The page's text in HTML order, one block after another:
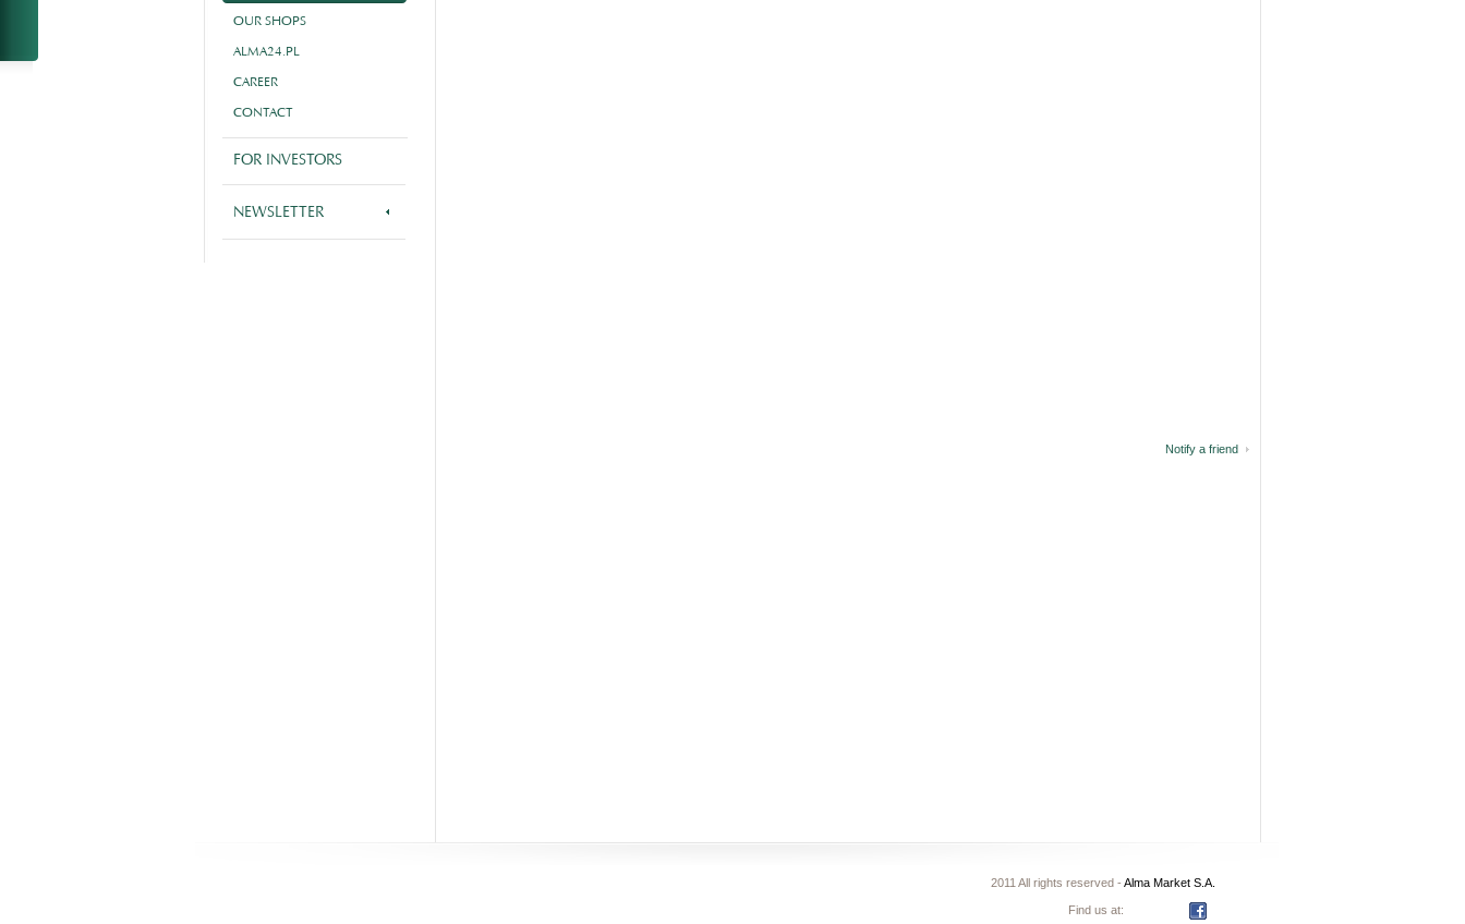
OUR SHOPS
ALMA24.PL
CAREER
CONTACT
FOR INVESTORS
NEWSLETTER
Notify a friend
2011 All rights reserved - Alma Market S.A.
Find us at: